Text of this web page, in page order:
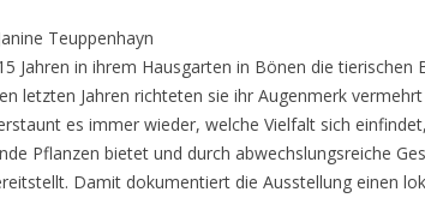
Teuppenhayn
Jahren in ihrem Hausgarten in Bönen die tierischen
letzten Jahren richteten sie ihr Augenmerk
es immer wieder, welche Vielfalt sich
Pflanzen bietet und durch abwechslungsreiche
Damit dokumentiert die Ausstellung einen